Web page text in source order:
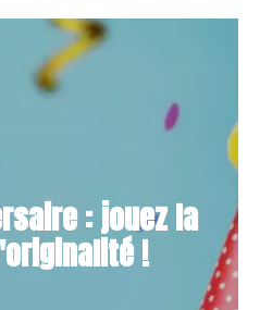
: jouez la
!